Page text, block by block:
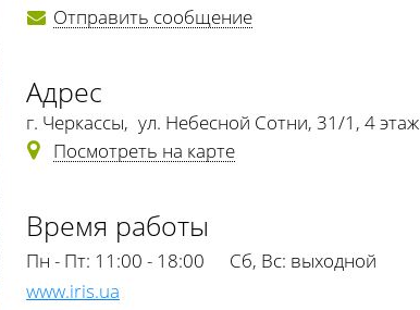
Отправить сообщение
Адрес
г. Черкассы, ул. Небесной Сотни, 31/1, 4 этаж
Посмотреть на карте
Время работы
Пн - Пт: 11:00 - 18:00 Сб, Вс: выходной
www.iris.ua